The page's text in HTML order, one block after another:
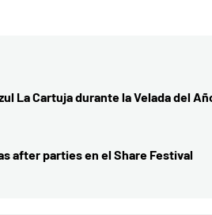
La Cartuja durante la Velada del
after parties en el Share Festival